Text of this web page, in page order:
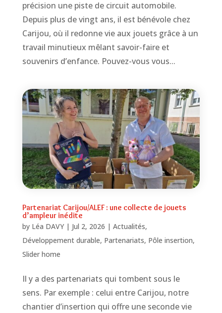
précision une piste de circuit automobile.
Depuis plus de vingt ans, il est bénévole chez
Carijou, où il redonne vie aux jouets grâce à un
travail minutieux mêlant savoir-faire et
souvenirs d’enfance. Pouvez-vous vous...
Partenariat Carijou/ALEF : une collecte de jouets
d’ampleur inédite
by Léa DAVY| Jul 2, 2026 | Actualités,
Développement durable, Partenariats, Pôle insertion,
Slider home
Il y a des partenariats qui tombent sous le
sens. Par exemple : celui entre Carijou, notre
chantier d’insertion qui offre une seconde vie